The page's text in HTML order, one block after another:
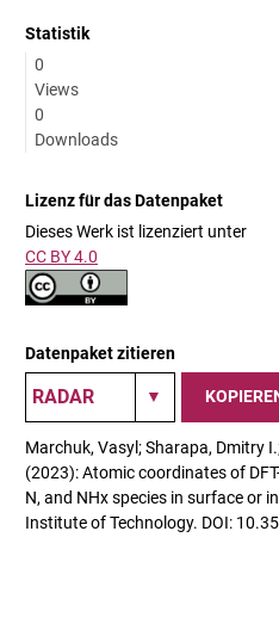
Statistik
0
Views
0
Downloads
Lizenz für das Datenpaket
Dieses Werk ist lizenziert unter
CC BY 4.0
Datenpaket zitieren
Marchuk, Vasyl; Sharapa, Dmitry
(2023): Atomic coordinates of
N, and NHx species in surface or
Institute of Technology. DOI: